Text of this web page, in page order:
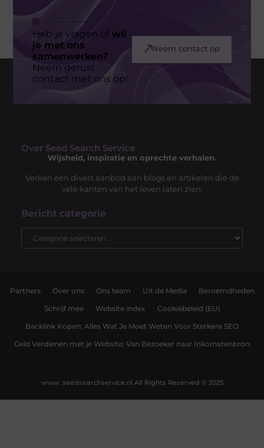
Heb je vragen ofwil
je met ons
samenwerken?
Neem gerust
contact met ons op!
Neem contact op
Over Seed Search Service
Wijsheid, inspiratie en oprechte verhalen.
Verken een divers aanbod aan blogs en artikelen die de
vele kanten van het leven laten zien.
Bericht categorie
Partners Over ons Ons team Uit de Media Beroemdheden
Schrijf mee Website index Cookiebeleid (EU)
Backlink Kopen: Alles Wat Je Moet Weten Voor Sterkere SEO
Geld Verdienen met je Website: Van Bezoeker naar Inkomstenbron
All Rights Reserved © 2025
www. seedsearchservice.nl.